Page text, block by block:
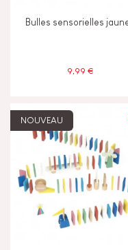
Bulles sensorielles
9,99 €
NOUVEAU